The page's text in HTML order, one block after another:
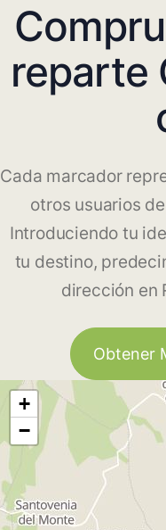
reparte
Cada marcador
otros usuarios
Introduciendo tu
tu destino,
dirección en
Obtener
+
−